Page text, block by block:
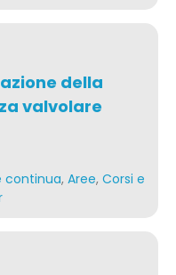
della
valvolare
continua, Aree, Corsi e